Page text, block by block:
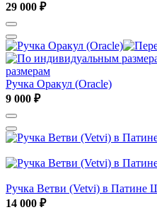
29 000 ₽
размерам
Ручка Оракул (Oracle)
9 000 ₽
Ручка Ветви (Vetvi) в Патине
14 000 ₽